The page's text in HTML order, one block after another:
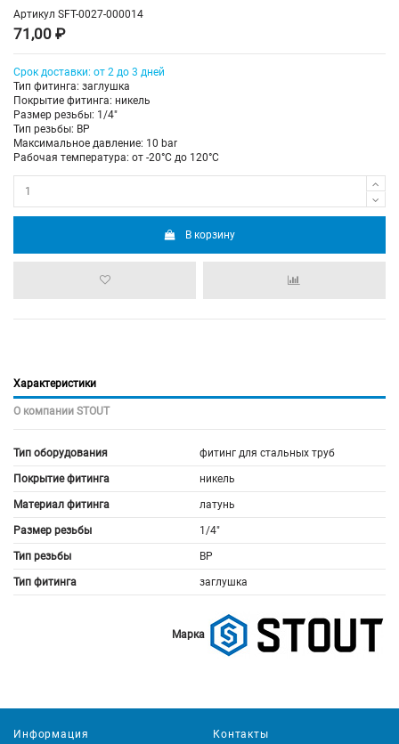
Артикул SFT-0027-000014
71,00 ₽
Срок доставки: от 2 до 3 дней
Тип фитинга: заглушка
Покрытие фитинга: никель
Размер резьбы: 1/4"
Тип резьбы: ВР
Максимальное давление: 10 bar
Рабочая температура: от -20°C до 120°C
В корзину
Характеристики
О компании STOUT
Тип оборудования фитинг для стальных труб
Покрытие фитинга никель
Материал фитинга латунь
Размер резьбы 1/4"
Тип резьбы ВР
Тип фитинга заглушка
Марка
Информация Контакты